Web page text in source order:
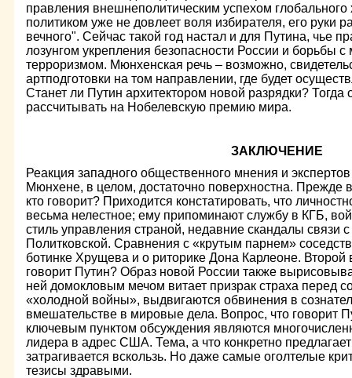
правления внешнеполитическим успехом глобального
политиком уже не довлеет воля избирателя, его руки
вечного". Сейчас такой год настал и для Путина, чье
лозунгом укрепления безопасности России и борьбы
терроризмом. Мюнхенская речь – возможно,
артподготовки на том направлении, где будет
Станет ли Путин архитектором новой разрядки? Тогда
рассчитывать на Нобелевскую премию мира.
ЗАКЛЮЧЕНИЕ
Реакция западного общественного мнения и
Мюнхене, в целом, достаточно поверхностна. Прежде
кто говорит? Приходится констатировать, что
весьма нелестное; ему припоминают службу в КГБ,
стиль управления страной, недавние скандалы связи
Политковской. Сравнения с «крутым парнем»
ботинке Хрущева и о риторике Дона Карлеоне. Второй
говорит Путин? Образ новой России также
ней домокловым мечом витает призрак страха перед
«холодной войны», выдвигаются обвинения в
вмешательстве в мировые дела. Вопрос, что говорит
ключевым пунктом обсуждения являются
лидера в адрес США. Тема, а что конкретно
затрагивается вскользь. Но даже самые оголтелые
тезисы здравыми.